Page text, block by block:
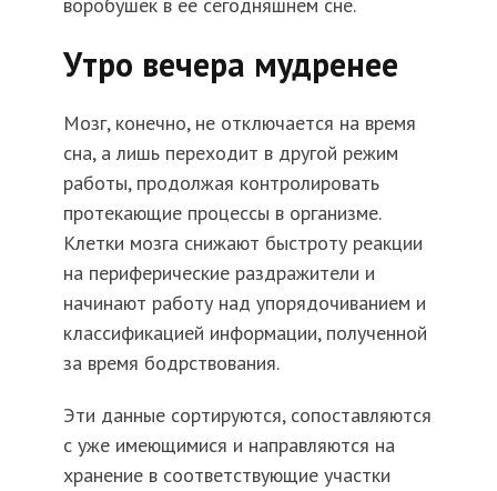
Утро вечера мудренее
Мозг, конечно, не отключается на время
сна, а лишь переходит в другой режим
работы, продолжая контролировать
протекающие процессы в организме.
Клетки мозга снижают быстроту реакции
на периферические раздражители и
начинают работу над упорядочиванием и
классификацией информации, полученной
за время бодрствования.
Эти данные сортируются, сопоставляются
с уже имеющимися и направляются на
хранение в соответствующие участки